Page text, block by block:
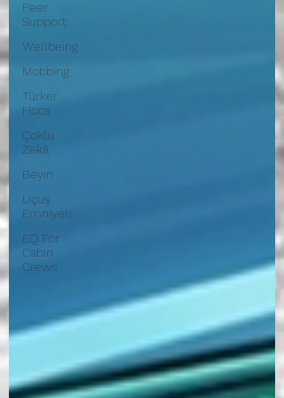
Peer
Support
Wellbeing
Mobbing
Türker
Hoca
Çoklu
Zekâ
Beyin
Uçuş
Emniyeti
EQ For
Cabin
Crews